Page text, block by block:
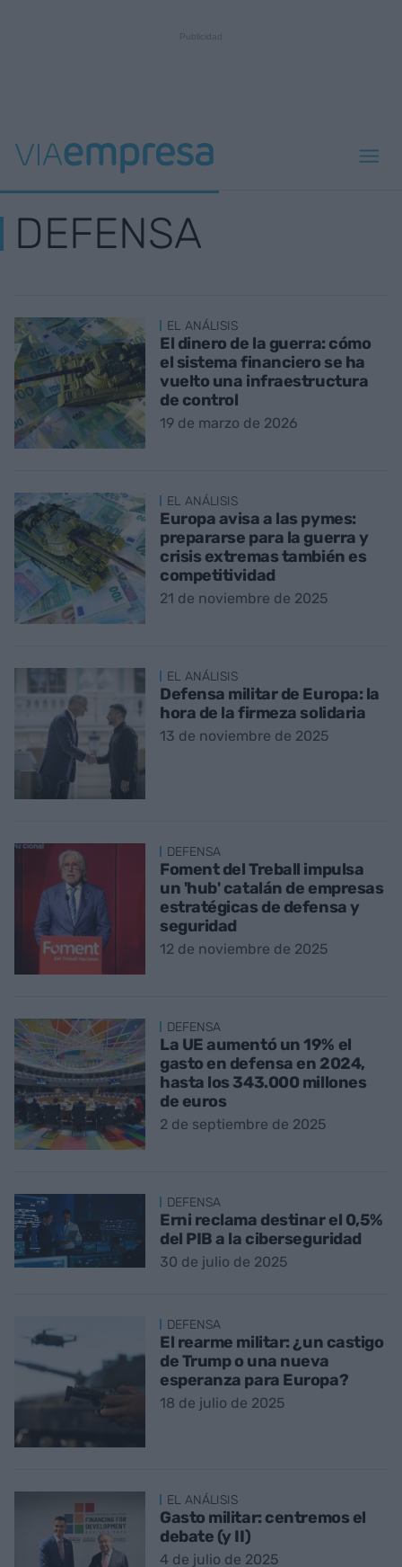
DEFENSA
EL ANÁLISIS
El dinero de la guerra: cómo
el sistema financiero se ha
vuelto una infraestructura
de control
19 de marzo de 2026
EL ANÁLISIS
Europa avisa a las pymes:
prepararse para la guerra y
crisis extremas también es
competitividad
21 de noviembre de 2025
EL ANÁLISIS
Defensa militar de Europa: la
hora de la firmeza solidaria
13 de noviembre de 2025
DEFENSA
Foment del Treball impulsa
un 'hub' catalán de empresas
estratégicas de defensa y
seguridad
12 de noviembre de 2025
DEFENSA
La UE aumentó un 19% el
gasto en defensa en 2024,
hasta los 343.000 millones
de euros
2 de septiembre de 2025
DEFENSA
Erni reclama destinar el 0,5%
del PIB a la ciberseguridad
30 de julio de 2025
DEFENSA
El rearme militar: ¿un castigo
de Trump o una nueva
esperanza para Europa?
18 de julio de 2025
EL ANÁLISIS
Gasto militar: centremos el
debate (y II)
4 de julio de 2025